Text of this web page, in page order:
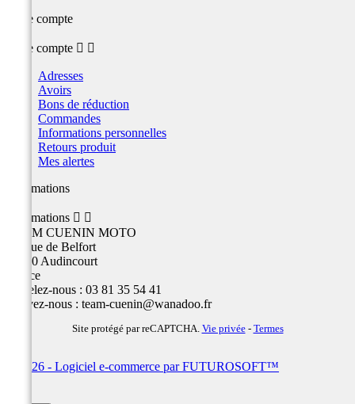
Votre compte
Votre compte  
Adresses
Avoirs
Bons de réduction
Commandes
Informations personnelles
Retours produit
Mes alertes
Informations
Informations  
TEAM CUENIN MOTO
26 Rue de Belfort
25400 Audincourt
France
Appelez-nous : 03 81 35 54 41
Écrivez-nous : team-cuenin@wanadoo.fr
Site protégé par reCAPTCHA. Vie privée- Termes
© 2026 - Logiciel e-commerce par FUTUROSOFT™